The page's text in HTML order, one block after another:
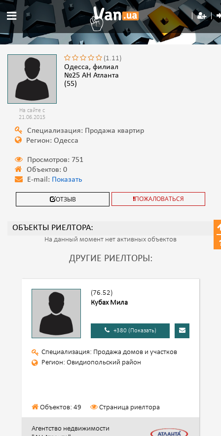
На сайте с
21.06.2015
(1.11)
Одесса, филиал
№25 АН Атланта
(55)
Специализация: Продажа квартир
Регион: Одесса
Просмотров: 751
Объектов: 0
E-mail: Показать
ОТЗЫВ ПОЖАЛОВАТЬСЯ
ОБЪЕКТЫ РИЕЛТОРА:
На данный момент нет активных объектов
ДРУГИЕ РИЕЛТОРЫ:
(76.52)
Кубах Мила
+380 (Показать)
Специализация: Продажа домов и участков
Регион: Овидиопольский район
Объектов: 49 Страница риелтора
Агентство недвижимости